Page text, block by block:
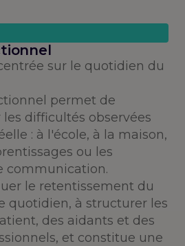
sur le quotidien du
permet de
difficultés observées
: à l'école, à la maison,
ou les
communication.
le retentissement du
quotidien, à structurer les
des aidants et des
et constitue une